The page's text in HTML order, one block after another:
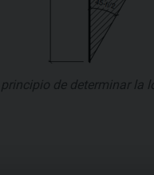
principio de determinar la